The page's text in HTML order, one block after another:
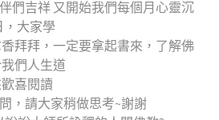
們吉祥 又開始我們每個月心靈沉
，大家學
拜拜，一定要拿起書來，了解佛
們人生道
喜閱讀
，請大家稍做思考~謝謝